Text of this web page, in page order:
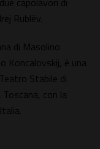
Rublëv.
di Masolino
Koncalovskij, è una
Stabile di
con la